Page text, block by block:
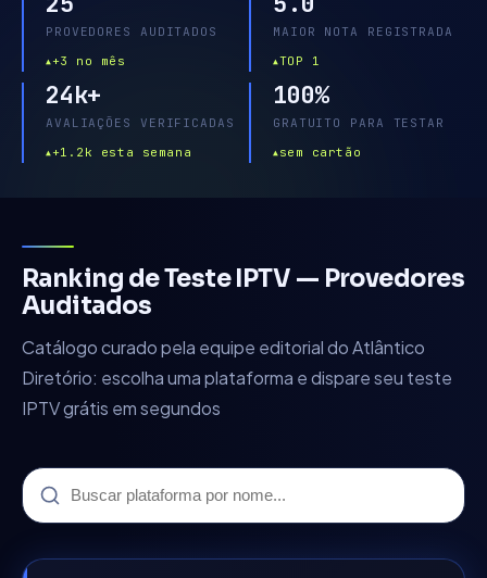
PROVEDORES AUDITADOS
+3 no mês
MAIOR NOTA REGISTRADA
TOP 1
24k+
AVALIAÇÕES VERIFICADAS
+1.2k esta semana
100%
GRATUITO PARA TESTAR
sem cartão
Ranking de Teste IPTV — Provedores
Auditados
Catálogo curado pela equipe editorial do Atlântico
Diretório: escolha uma plataforma e dispare seu teste
IPTV grátis em segundos